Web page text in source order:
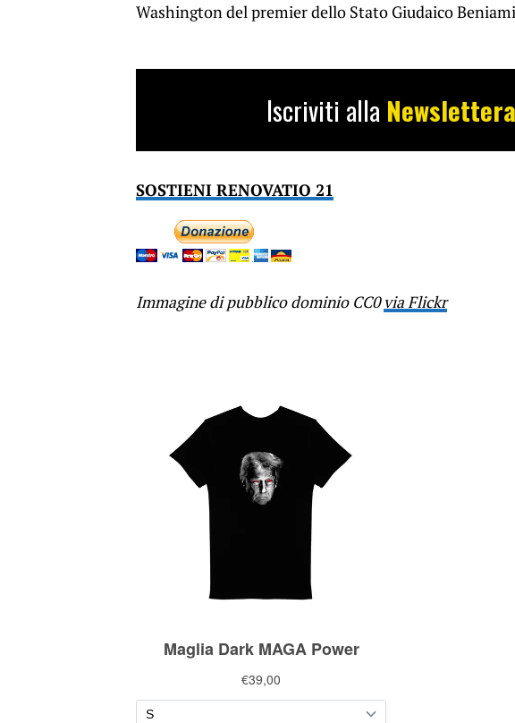
Washington del premier dello Stato Giudaico
Iscriviti alla Newslettera
SOSTIENI RENOVATIO 21
Immagine di pubblico dominio CC0via Flickr